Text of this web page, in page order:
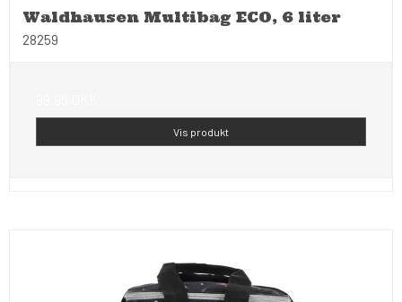
Waldhausen Multibag ECO, 6 liter
28259
Vis produkt